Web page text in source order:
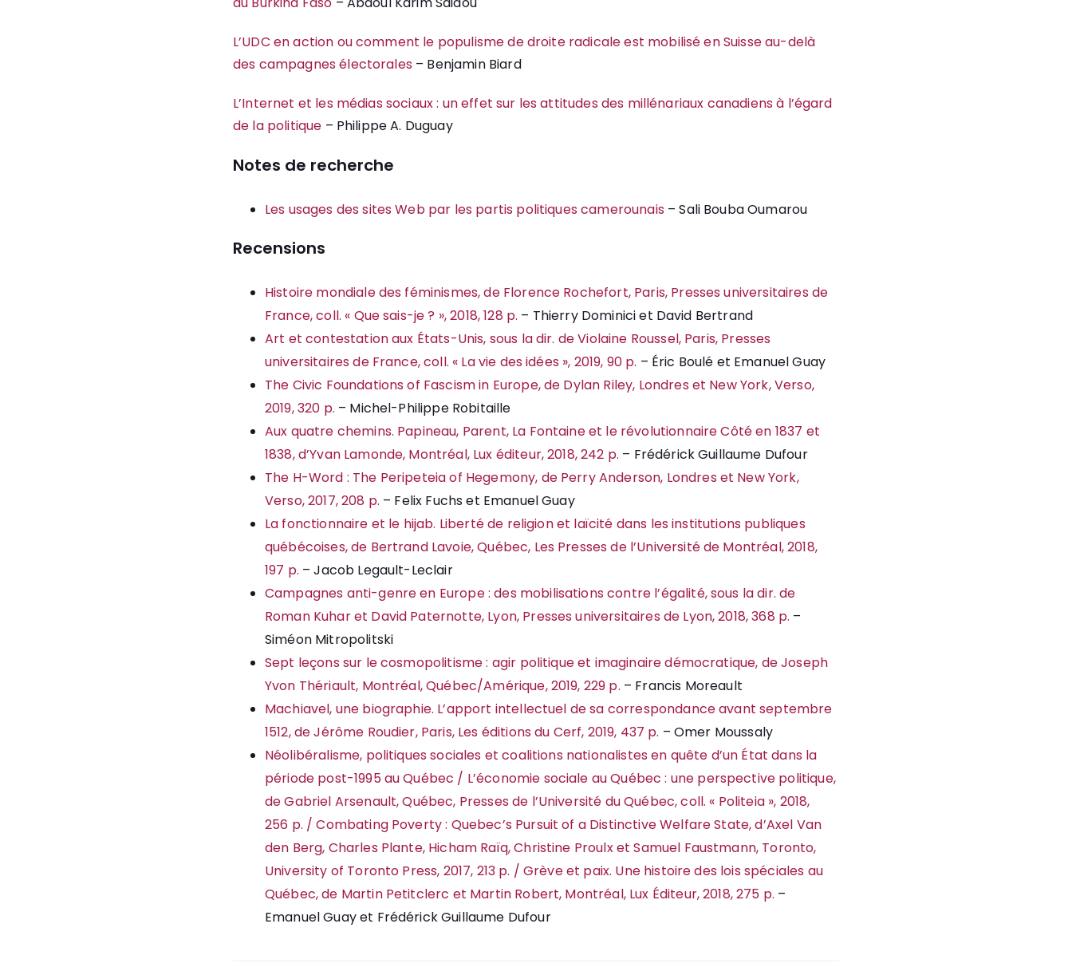
L’UDC en action ou comment le populisme de droite radicale est mobilisé en Suisse au-delà
des campagnes électorales– Benjamin Biard
L’Internet et les médias sociaux : un effet sur les attitudes des millénariaux canadiens à l’égard
de la politique – Philippe A. Duguay
Notes de recherche
Les usages des sites Web par les partis politiques camerounais– Sali Bouba Oumarou
Recensions
Histoire mondiale des féminismes, de Florence Rochefort, Paris, Presses universitaires de
France, coll. « Que sais-je ? », 2018, 128 p. – Thierry Dominici et David Bertrand
Art et contestation aux États-Unis, sous la dir. de Violaine Roussel, Paris, Presses
universitaires de France, coll. « La vie des idées », 2019, 90 p. – Éric Boulé et Emanuel Guay
The Civic Foundations of Fascism in Europe, de Dylan Riley, Londres et New York, Verso,
2019, 320 p. – Michel-Philippe Robitaille
Aux quatre chemins. Papineau, Parent, La Fontaine et le révolutionnaire Côté en 1837 et
1838, d’Yvan Lamonde, Montréal, Lux éditeur, 2018, 242 p. – Frédérick Guillaume Dufour
The H-Word : The Peripeteia of Hegemony, de Perry Anderson, Londres et New York,
Verso, 2017, 208 p. – Felix Fuchs et Emanuel Guay
La fonctionnaire et le hijab. Liberté de religion et laïcité dans les institutions publiques
québécoises, de Bertrand Lavoie, Québec, Les Presses de l’Université de Montréal, 2018,
197 p. – Jacob Legault-Leclair
Campagnes anti-genre en Europe : des mobilisations contre l’égalité, sous la dir. de
Roman Kuhar et David Paternotte, Lyon, Presses universitaires de Lyon, 2018, 368 p. –
Siméon Mitropolitski
Sept leçons sur le cosmopolitisme : agir politique et imaginaire démocratique, de Joseph
Yvon Thériault, Montréal, Québec/Amérique, 2019, 229 p. – Francis Moreault
Machiavel, une biographie. L’apport intellectuel de sa correspondance avant septembre
1512, de Jérôme Roudier, Paris, Les éditions du Cerf, 2019, 437 p. – Omer Moussaly
Néolibéralisme, politiques sociales et coalitions nationalistes en quête d’un État dans la
période post-1995 au Québec / L’économie sociale au Québec : une perspective politique,
de Gabriel Arsenault, Québec, Presses de l’Université du Québec, coll. « Politeia », 2018,
256 p. / Combating Poverty : Quebec’s Pursuit of a Distinctive Welfare State, d’Axel Van
den Berg, Charles Plante, Hicham Raïq, Christine Proulx et Samuel Faustmann, Toronto,
University of Toronto Press, 2017, 213 p. / Grève et paix. Une histoire des lois spéciales au
Québec, de Martin Petitclerc et Martin Robert, Montréal, Lux Éditeur, 2018, 275 p. –
Emanuel Guay et Frédérick Guillaume Dufour